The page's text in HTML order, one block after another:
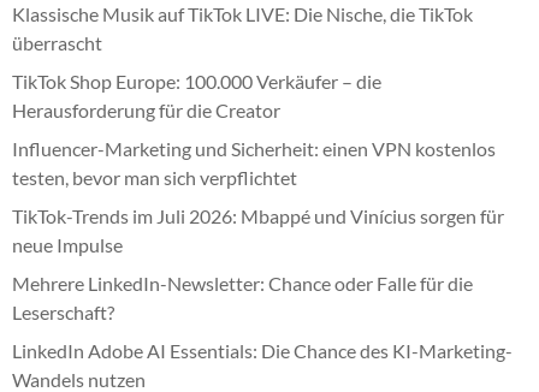
Klassische Musik auf TikTok LIVE: Die Nische, die TikTok
überrascht
TikTok Shop Europe: 100.000 Verkäufer – die
Herausforderung für die Creator
Influencer-Marketing und Sicherheit: einen VPN kostenlos
testen, bevor man sich verpflichtet
TikTok-Trends im Juli 2026: Mbappé und Vinícius sorgen für
neue Impulse
Mehrere LinkedIn-Newsletter: Chance oder Falle für die
Leserschaft?
LinkedIn Adobe AI Essentials: Die Chance des KI-Marketing-
Wandels nutzen